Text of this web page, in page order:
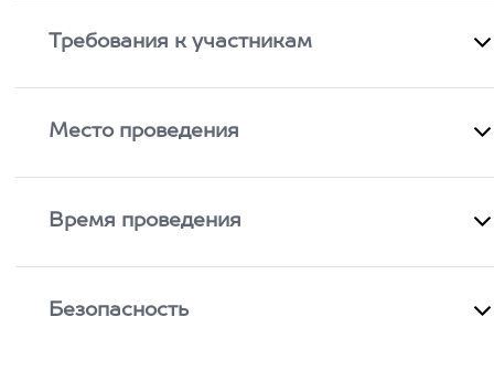
Требования к участникам
Место проведения
Время проведения
Безопасность